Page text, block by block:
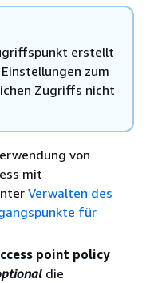
erstellt
zum
Zugriffs nicht
von
mit
Verwalten des
für
point policy
die